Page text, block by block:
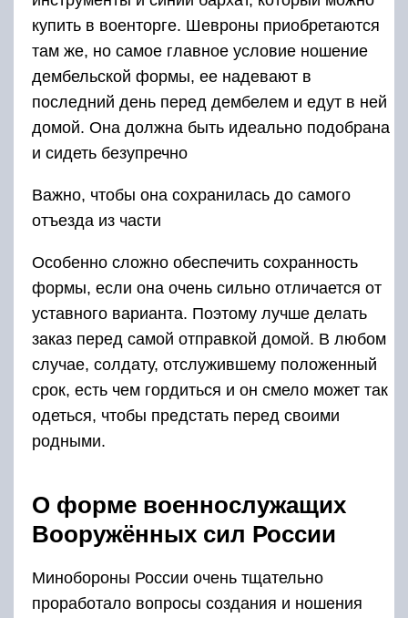
купить в военторге. Шевроны приобретаются
там же, но самое главное условие ношение
дембельской формы, ее надевают в
последний день перед дембелем и едут в ней
домой. Она должна быть идеально подобрана
и сидеть безупречно
Важно, чтобы она сохранилась до самого
отъезда из части
Особенно сложно обеспечить сохранность
формы, если она очень сильно отличается от
уставного варианта. Поэтому лучше делать
заказ перед самой отправкой домой. В любом
случае, солдату, отслужившему положенный
срок, есть чем гордиться и он смело может так
одеться, чтобы предстать перед своими
родными.
О форме военнослужащих
Вооружённых сил России
Минобороны России очень тщательно
проработало вопросы создания и ношения